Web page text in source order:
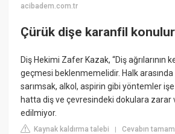
acibadem.com.tr
Çürük dişe karanfil
Diş Hekimi Zafer Kazak, “Diş ağrılarının
geçmesi beklenmemelidir. Halk
sarımsak, alkol, aspirin gibi yöntemler
hatta diş ve çevresindeki dokulara zarar
edilmiyor.
Kaynak kaldırma talebi |Cevabın